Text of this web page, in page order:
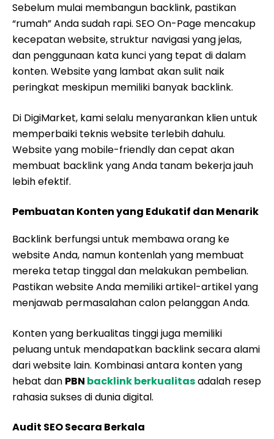
Sebelum mulai membangun backlink, pastikan
“rumah” Anda sudah rapi. SEO On-Page mencakup
kecepatan website, struktur navigasi yang jelas,
dan penggunaan kata kunci yang tepat di dalam
konten. Website yang lambat akan sulit naik
peringkat meskipun memiliki banyak backlink.
Di DigiMarket, kami selalu menyarankan klien untuk
memperbaiki teknis website terlebih dahulu.
Website yang mobile-friendly dan cepat akan
membuat backlink yang Anda tanam bekerja jauh
lebih efektif.
Pembuatan Konten yang Edukatif dan Menarik
Backlink berfungsi untuk membawa orang ke
website Anda, namun kontenlah yang membuat
mereka tetap tinggal dan melakukan pembelian.
Pastikan website Anda memiliki artikel-artikel yang
menjawab permasalahan calon pelanggan Anda.
Konten yang berkualitas tinggi juga memiliki
peluang untuk mendapatkan backlink secara alami
dari website lain. Kombinasi antara konten yang
hebat dan PBN backlink berkualitasadalah resep
rahasia sukses di dunia digital.
Audit SEO Secara Berkala